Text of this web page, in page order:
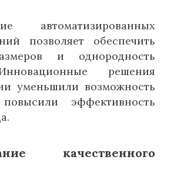
автоматизированных
позволяет обеспечить
и однородность
решения
уменьшили возможность
эффективность
качественного